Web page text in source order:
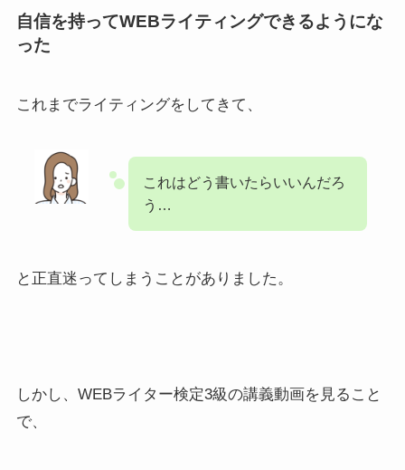
自信を持ってWEBライティングできるようにな
った
これまでライティングをしてきて、
これはどう書いたらいいんだろ
う…
と正直迷ってしまうことがありました。
しかし、WEBライター検定3級の講義動画を見ること
で、